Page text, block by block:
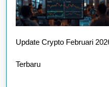
Update Crypto Februari
Terbaru